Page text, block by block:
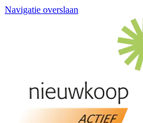
Navigatie overslaan